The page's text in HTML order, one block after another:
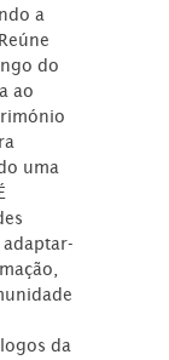
a
do
ao
uma
da